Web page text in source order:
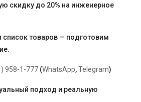
скидку до 20% на инженерное
список товаров — подготовим
958-1-777 (WhatsApp,Telegram)
подход и реальную